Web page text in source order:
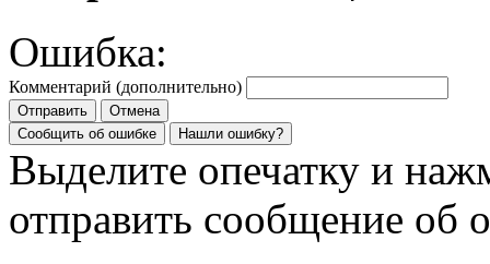
Ошибка:
Комментарий (дополнительно)
Отправить
Отмена
Сообщить об ошибке
Нашли ошибку?
Выделите опечатку и
отправить сообщение об